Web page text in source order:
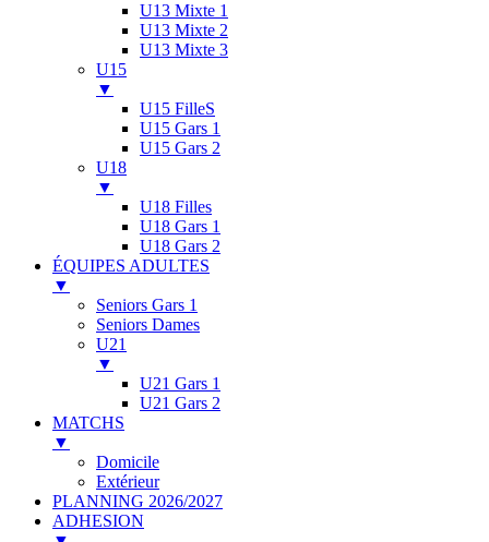
U13 Mixte 1
U13 Mixte 2
U13 Mixte 3
U15
▼
U15 FilleS
U15 Gars 1
U15 Gars 2
U18
▼
U18 Filles
U18 Gars 1
U18 Gars 2
ÉQUIPES ADULTES
▼
Seniors Gars 1
Seniors Dames
U21
▼
U21 Gars 1
U21 Gars 2
MATCHS
▼
Domicile
Extérieur
PLANNING 2026/2027
ADHESION